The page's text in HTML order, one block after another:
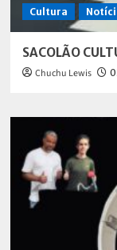
Cultura
SACOLÃO
Chuchu Lewis